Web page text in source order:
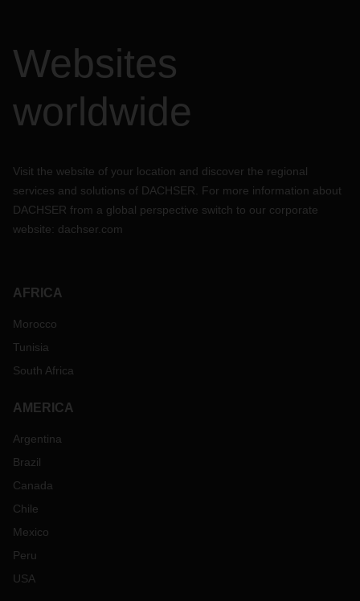
Websites
worldwide
Visit the website of your location and discover the regional
services and solutions of DACHSER. For more information about
DACHSER from a global perspective switch to our corporate
website: dachser.com
AFRICA
Morocco
Tunisia
South Africa
AMERICA
Argentina
Brazil
Canada
Chile
Mexico
Peru
USA